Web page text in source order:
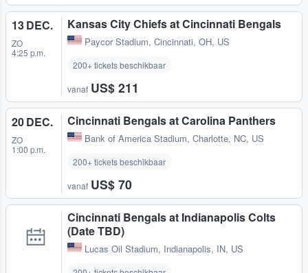
13 DEC.
ZO
4:25 p.m.
Kansas City Chiefs at Cincinnati Bengals
Paycor Stadium, Cincinnati, OH, US
200+ tickets beschikbaar
vanaf US$ 211
20 DEC.
ZO
1:00 p.m.
Cincinnati Bengals at Carolina Panthers
Bank of America Stadium, Charlotte, NC, US
200+ tickets beschikbaar
vanaf US$ 70
Cincinnati Bengals at Indianapolis Colts
(Date TBD)
Lucas Oil Stadium, Indianapolis, IN, US